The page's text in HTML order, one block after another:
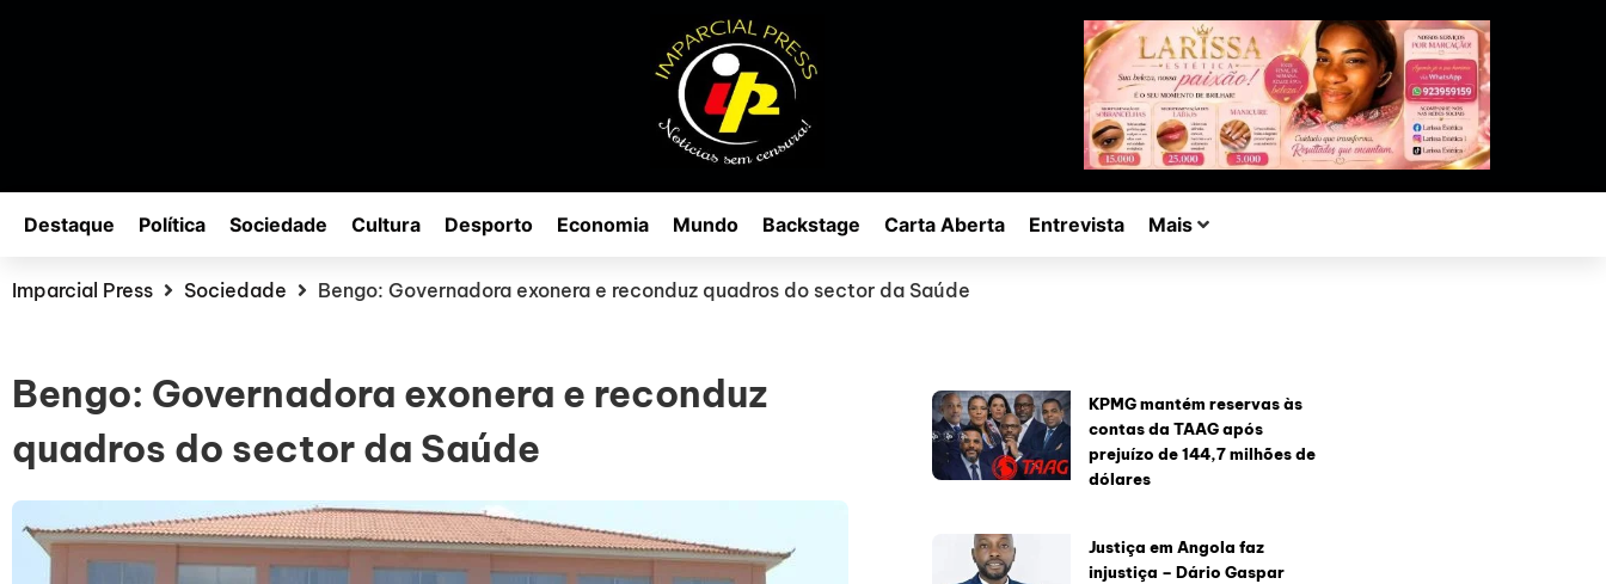
Destaque Política Sociedade Cultura Desporto Economia Mundo Backstage Carta Aberta Entrevista Mais
Imparcial Press Sociedade Bengo: Governadora exonera e reconduz quadros do sector da Saúde
Bengo: Governadora exonera e reconduz
quadros do sector da Saúde
KPMG mantém reservas às
contas da TAAG após
prejuízo de 144,7 milhões de
dólares
Justiça em Angola faz
injustiça – Dário Gaspar